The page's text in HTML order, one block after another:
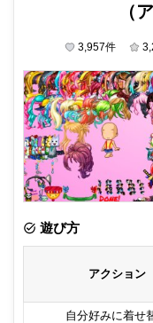
（
3,957件
遊び方
アクション
自分好みに着せ